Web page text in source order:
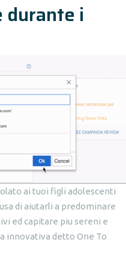
durante i
ai tuoi figli adolescenti
di aiutarli a predominare
ed capitare piu sereni e
innovativa detto One To